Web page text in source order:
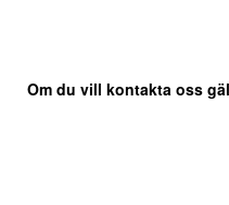
Om du vill kontakta oss